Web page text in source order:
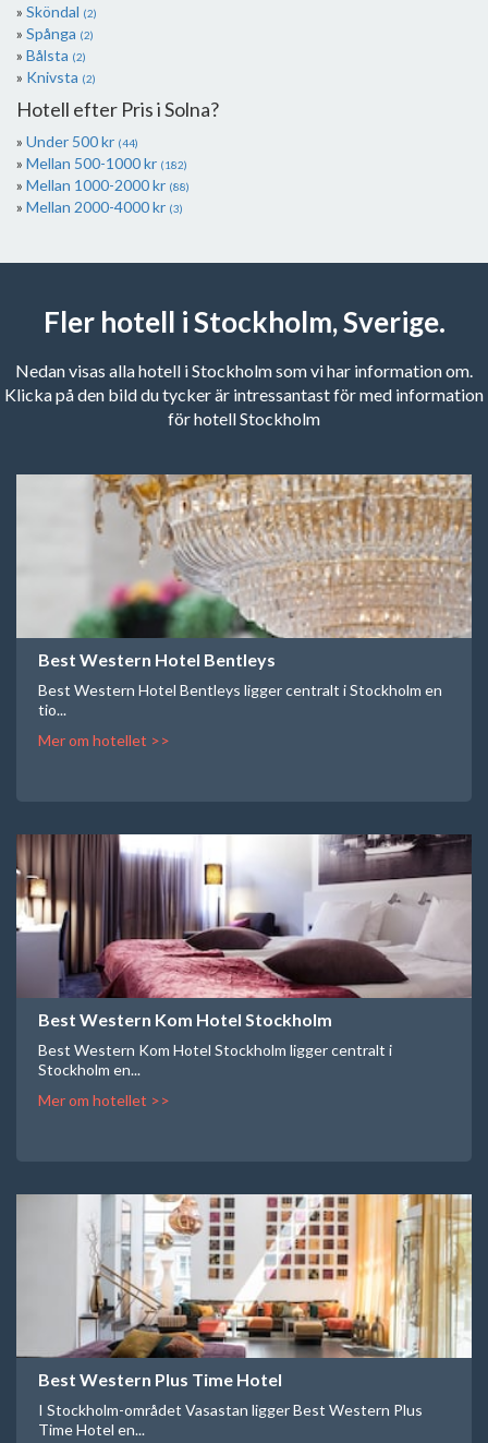
Sköndal (2)
Spånga (2)
Bålsta (2)
Knivsta (2)
Hotell efter Pris i Solna?
Under 500 kr (44)
Mellan 500-1000 kr (182)
Mellan 1000-2000 kr (88)
Mellan 2000-4000 kr (3)
Fler hotell i Stockholm, Sverige.
Nedan visas alla hotell i Stockholm som vi har information om.
Klicka på den bild du tycker är intressantast för med information
för hotell Stockholm
Best Western Hotel Bentleys
Best Western Hotel Bentleys ligger centralt i Stockholm en
tio...
Mer om hotellet >>
Best Western Kom Hotel Stockholm
Best Western Kom Hotel Stockholm ligger centralt i
Stockholm en...
Mer om hotellet >>
Best Western Plus Time Hotel
I Stockholm-området Vasastan ligger Best Western Plus
Time Hotel en...